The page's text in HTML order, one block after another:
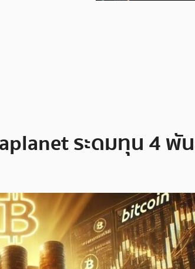
ระดมทุน 4 พัน